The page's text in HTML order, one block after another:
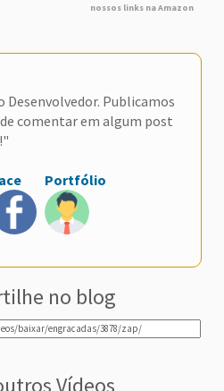
nossos links na Amazon
Desenvolvedor. Publicamos
comentar em algum post
Portfólio
no blog
Vídeos